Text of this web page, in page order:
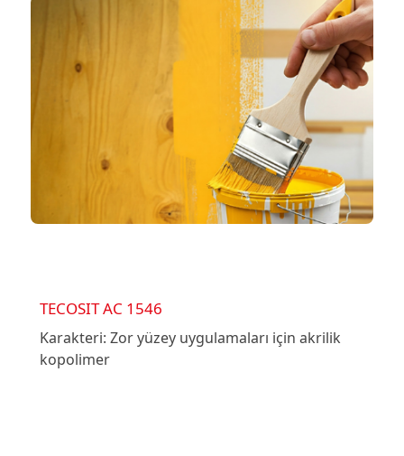
TECOSIT AC 1546
Karakteri: Zor yüzey uygulamaları için akrilik
kopolimer